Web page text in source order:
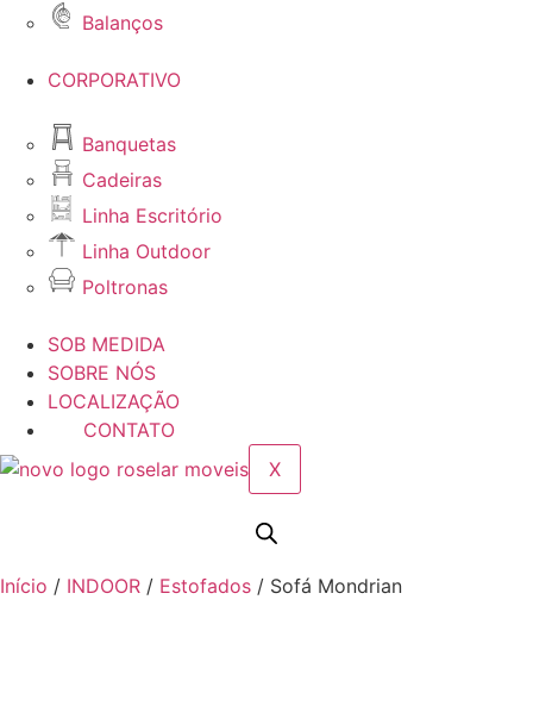
Balanços
CORPORATIVO
Banquetas
Cadeiras
Linha Escritório
Linha Outdoor
Poltronas
SOB MEDIDA
SOBRE NÓS
LOCALIZAÇÃO
CONTATO
X
Início / INDOOR / Estofados / Sofá Mondrian